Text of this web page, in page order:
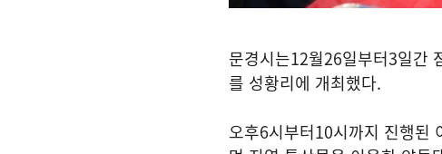
문경시는12월26일부터3일간
를 성황리에 개최했다.
오후6시부터10시까지 진행된